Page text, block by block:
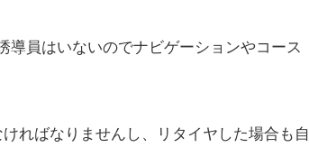
導員はいないのでナビゲーションやコース
ればなりませんし、リタイヤした場合も自